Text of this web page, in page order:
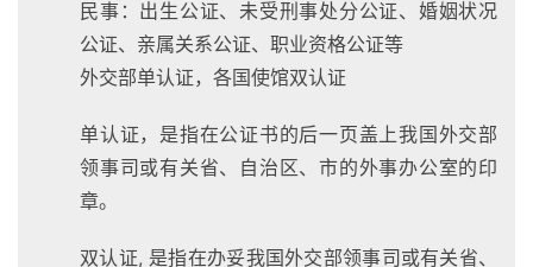
民事：出生公证、未受刑事处分公证、婚姻状况
公证、亲属关系公证、职业资格公证等
外交部单认证，各国使馆双认证
单认证，是指在公证书的后一页盖上我国外交部
领事司或有关省、自治区、市的外事办公室的印
章。
双认证, 是指在办妥我国外交部领事司或有关省、